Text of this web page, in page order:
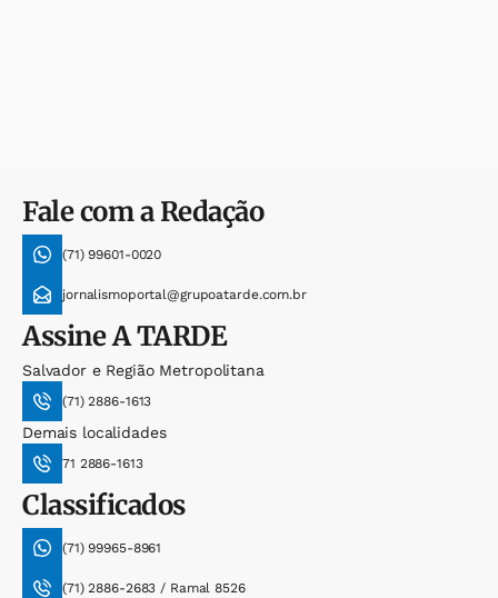
Fale com a Redação
(71) 99601-0020
jornalismoportal@grupoatarde.com.br
AssineA TARDE
Salvador e Região Metropolitana
(71) 2886-1613
Demais localidades
71 2886-1613
Classificados
(71) 99965-8961
(71) 2886-2683 / Ramal 8526